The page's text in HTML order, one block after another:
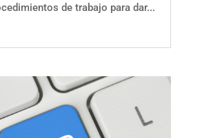
de trabajo para dar...